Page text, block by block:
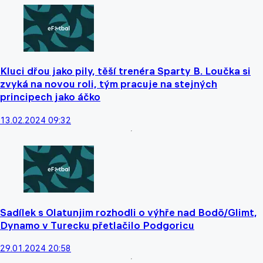
Kluci dřou jako pily, těší trenéra Sparty B. Loučka si
zvyká na novou roli, tým pracuje na stejných
principech jako áčko
13.02.2024 09:32
Sadílek s Olatunjim rozhodli o výhře nad Bodö/Glimt,
Dynamo v Turecku přetlačilo Podgoricu
29.01.2024 20:58